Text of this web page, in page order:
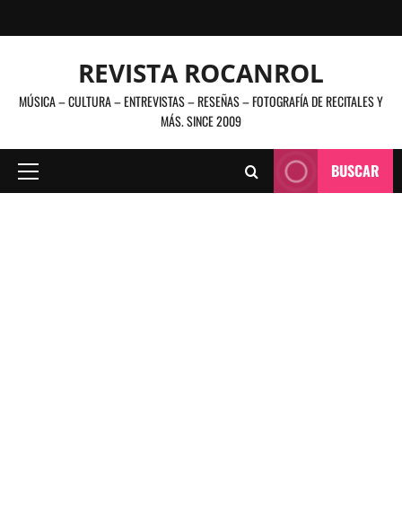
al
REVISTA ROCANROL
MÚSICA – CULTURA – ENTREVISTAS – RESEÑAS – FOTOGRAFÍA DE RECITALES Y
MÁS. SINCE 2009
Menú
BUSCAR